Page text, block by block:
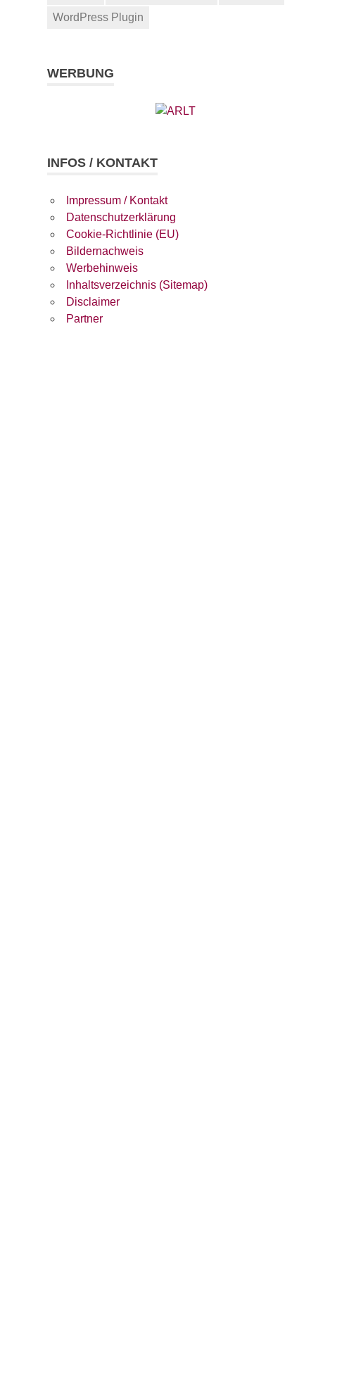
WordPress Plugin
WERBUNG
INFOS / KONTAKT
Impressum / Kontakt
Datenschutzerklärung
Cookie-Richtlinie (EU)
Bildernachweis
Werbehinweis
Inhaltsverzeichnis (Sitemap)
Disclaimer
Partner